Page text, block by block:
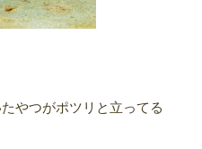
やつがポツリと立ってる